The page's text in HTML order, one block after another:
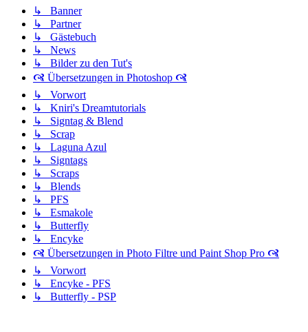
↳ Banner
↳ Partner
↳ Gästebuch
↳ News
↳ Bilder zu den Tut's
🙧 Übersetzungen in Photoshop 🙧
↳ Vorwort
↳ Kniri's Dreamtutorials
↳ Signtag & Blend
↳ Scrap
↳ Laguna Azul
↳ Signtags
↳ Scraps
↳ Blends
↳ PFS
↳ Esmakole
↳ Butterfly
↳ Encyke
🙧 Übersetzungen in Photo Filtre und Paint Shop Pro 🙧
↳ Vorwort
↳ Encyke - PFS
↳ Butterfly - PSP